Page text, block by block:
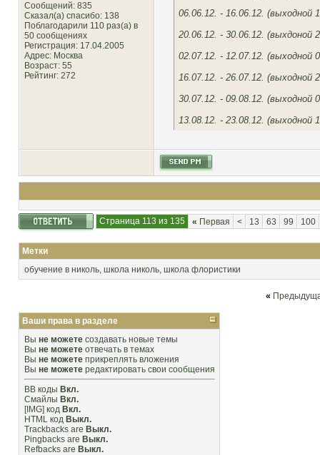
Сообщений: 835
Сказал(а) спасибо: 138
Поблагодарили 110 раз(а) в
50 сообщениях
Регистрация: 17.04.2005
Адрес: Москва
Возраст: 55
Рейтинг: 272
06.06.12. - 16.06.12. (выходной
20.06.12. - 30.06.12. (выхдоной
02.07.12. - 12.07.12. (выходной
16.07.12. - 26.07.12. (выходной
30.07.12. - 09.08.12. (выходной
13.08.12. - 23.08.12. (выходной
Страница 113 из 135 « Первая < 13 63 99 100
Метки
обучение в николь, школа николь, школа флористики
«
Ваши права в разделе
Вы не можете создавать новые темы
Вы не можете отвечать в темах
Вы не можете прикреплять вложения
Вы не можете редактировать свои сообщения
BB коды Вкл.
Смайлы Вкл.
[IMG] код Вкл.
HTML код Выкл.
Trackbacks are Выкл.
Pingbacks are Выкл.
Refbacks are Выкл.